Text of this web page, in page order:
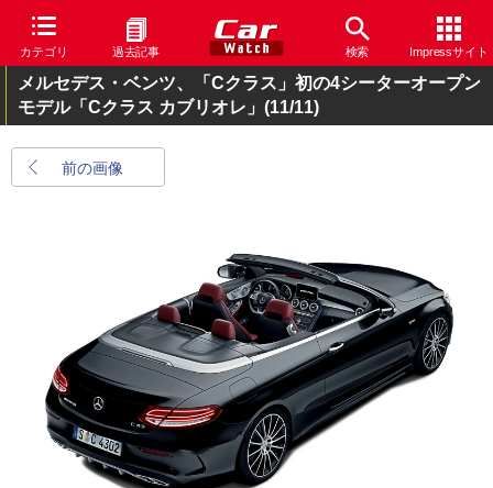
カテゴリ 過去記事 検索 Impressサイト
メルセデス・ベンツ、「Cクラス」初の4シーターオープン
モデル「Cクラス カブリオレ」 (11/11)
前の画像